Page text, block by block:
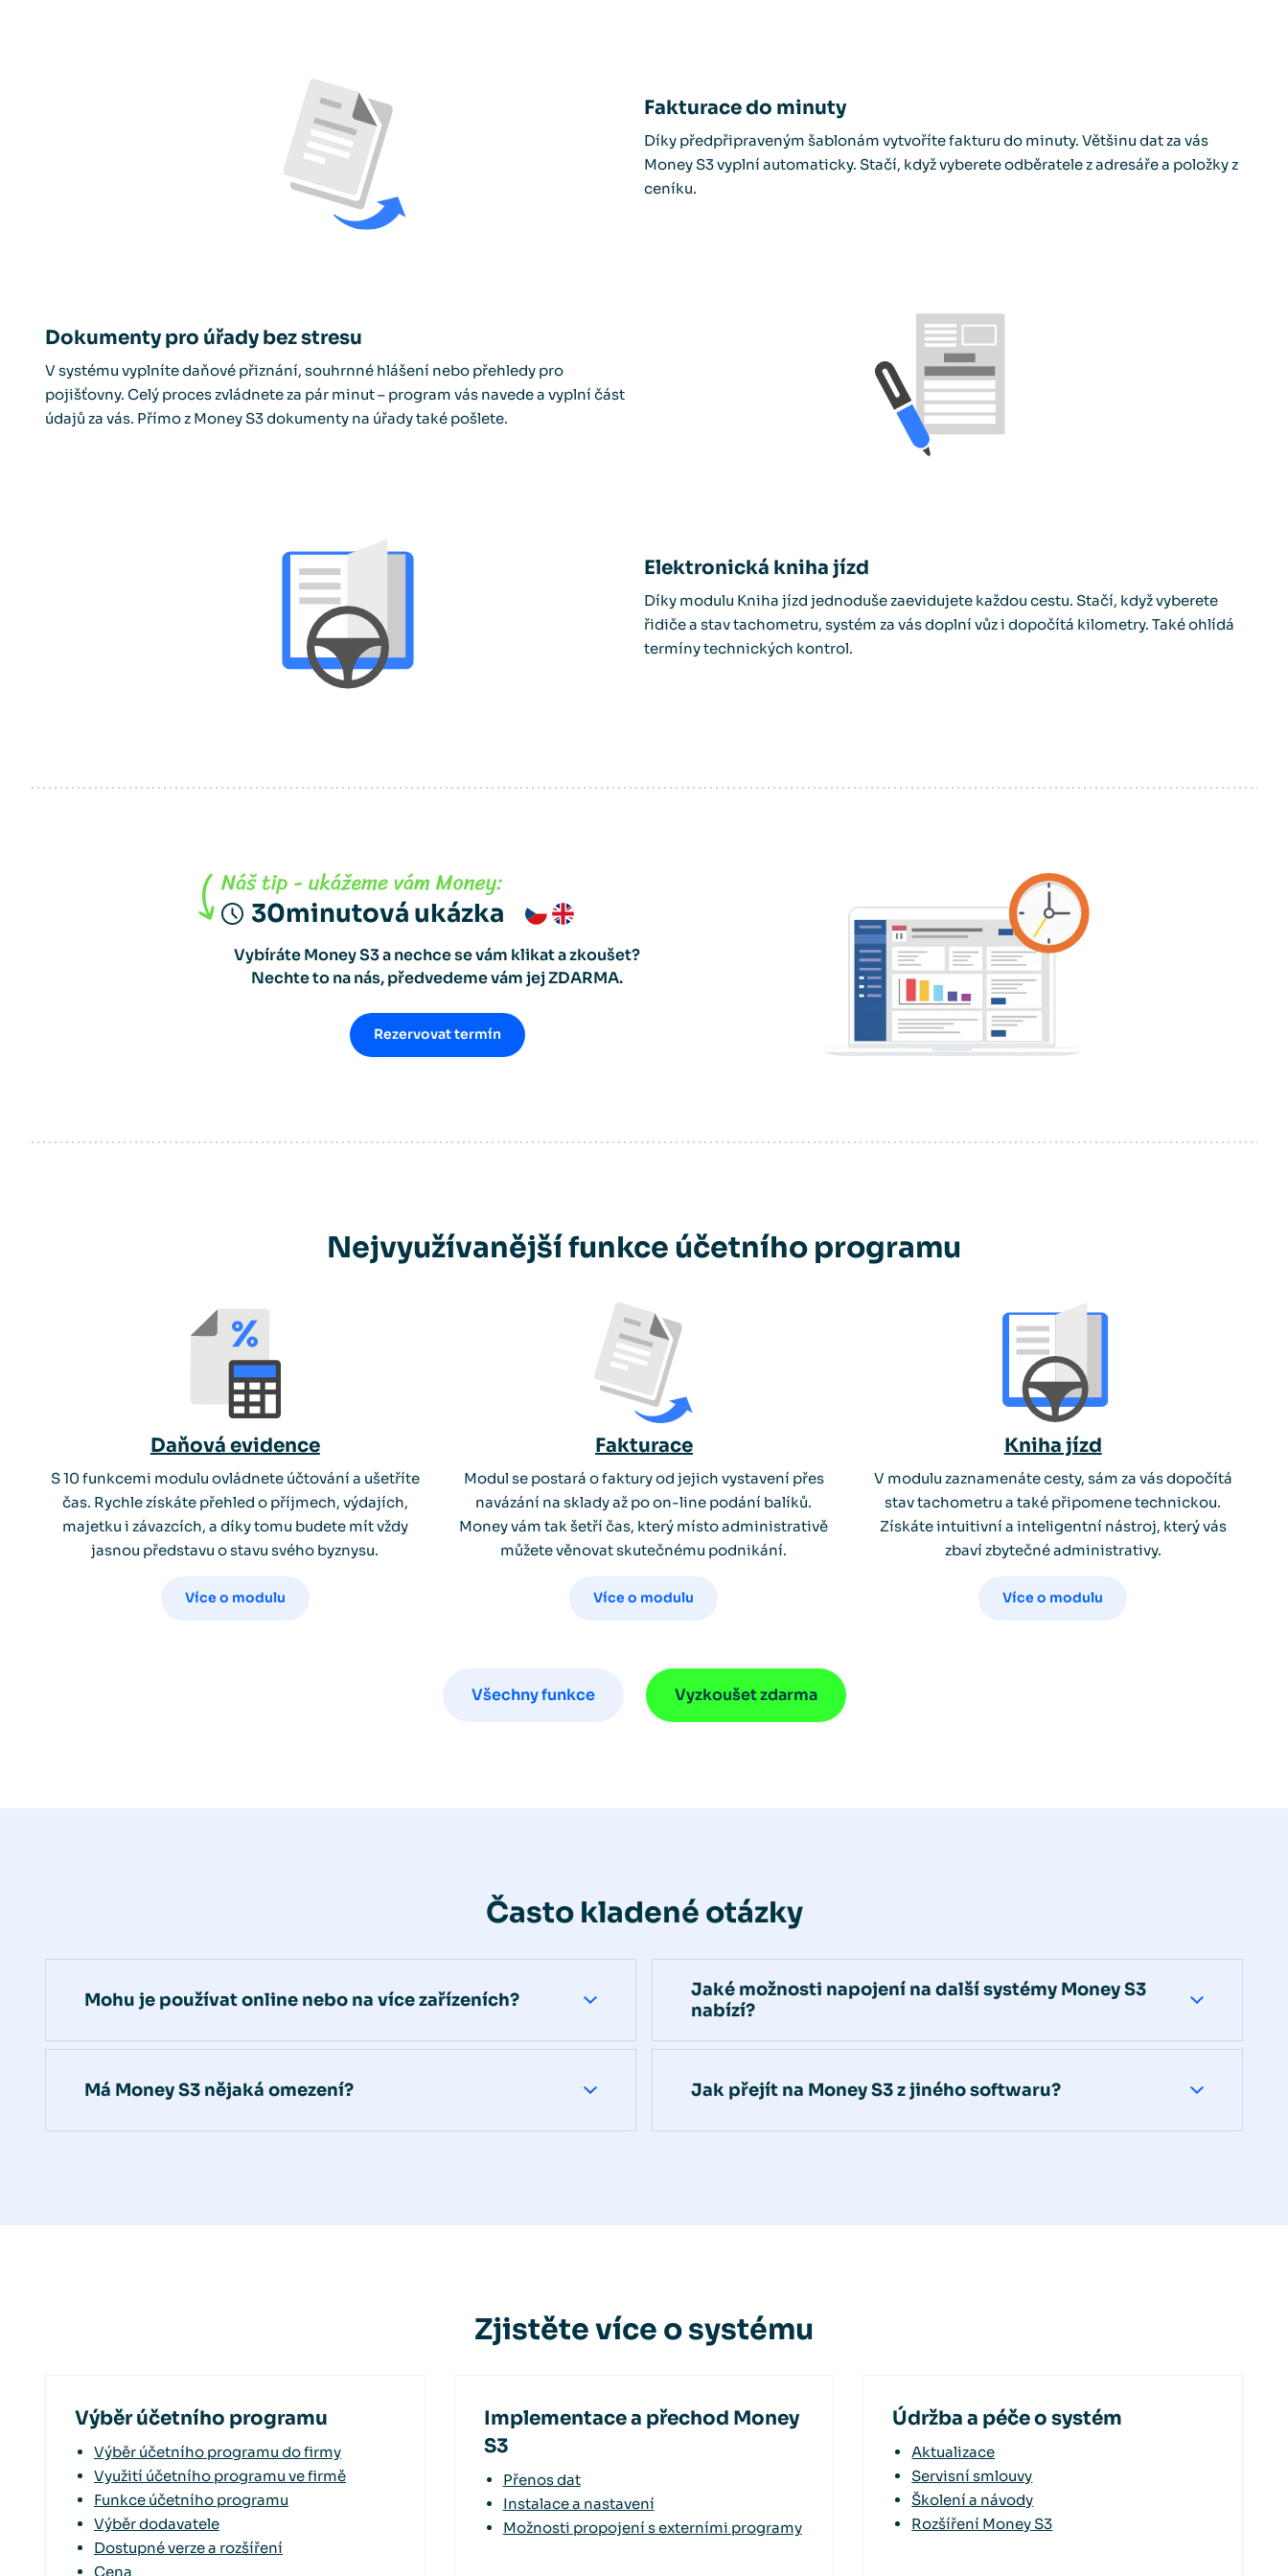
Fakturace do minuty
Díky předpřipraveným šablonám vytvoříte fakturu do minuty. Většinu dat za vás
Money S3 vyplní automaticky. Stačí, když vyberete odběratele z adresáře a položky z
ceníku.
Dokumenty pro úřady bez stresu
V systému vyplníte daňové přiznání, souhrnné hlášení nebo přehledy pro
pojišťovny. Celý proces zvládnete za pár minut –⁠⁠⁠⁠⁠⁠ program vás navede a vyplní část
údajů za vás. Přímo z Money S3 dokumenty na úřady také pošlete.
Elektronická kniha jízd
Díky modulu Kniha jízd jednoduše zaevidujete každou cestu. Stačí, když vyberete
řidiče a stav tachometru, systém za vás doplní vůz i dopočítá kilometry. Také ohlídá
termíny technických kontrol.
30minutová ukázka
Vybíráte Money S3 a nechce se vám klikat a zkoušet?
Nechte to na nás, předvedeme vám jej ZDARMA.
Rezervovat termín
Nejvyužívanější funkce účetního programu
Daňová evidence
S 10 funkcemi modulu ovládnete účtování a ušetříte
čas. Rychle získáte přehled o příjmech, výdajích,
majetku i závazcích, a díky tomu budete mít vždy
jasnou představu o stavu svého byznysu.
Více o modulu
Fakturace
Modul se postará o faktury od jejich vystavení přes
navázání na sklady až po on-line podání balíků.
Money vám tak šetří čas, který místo administrativě
můžete věnovat skutečnému podnikání.
Více o modulu
Kniha jízd
V modulu zaznamenáte cesty, sám za vás dopočítá
stav tachometru a také připomene technickou.
Získáte intuitivní a inteligentní nástroj, který vás
zbaví zbytečné administrativy.
Více o modulu
Všechny funkce Vyzkoušet zdarma
Často kladené otázky
Mohu je používat online nebo na více zařízeních?
Má Money S3 nějaká omezení?
Jaké možnosti napojení na další systémy Money S3
nabízí?
Jak přejít na Money S3 z jiného softwaru?
Zjistěte více o systému
Výběr účetního programu
Výběr účetního programu do firmy
Využití účetního programu ve firmě
Funkce účetního programu
Výběr dodavatele
Dostupné verze a rozšíření
Cena
Implementace a přechod Money
S3
Přenos dat
Instalace a nastavení
Možnosti propojení s externími programy
Údržba a péče o systém
Aktualizace
Servisní smlouvy
Školení a návody
Rozšíření Money S3